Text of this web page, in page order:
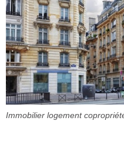
Immobilier logement